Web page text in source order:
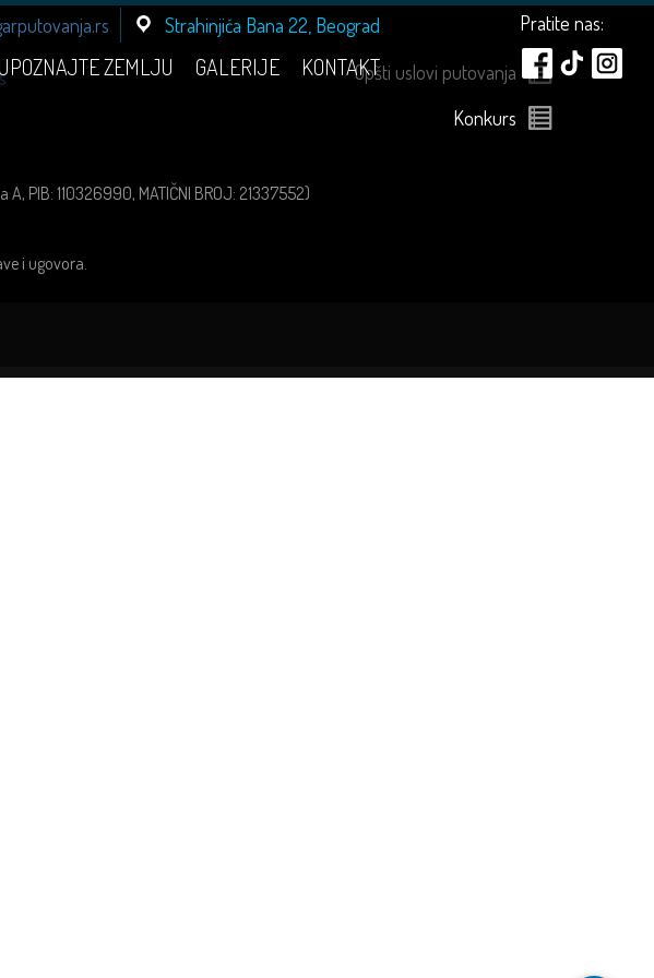
Pratite nas:
Strahinjića Bana 22, Beograd
UPOZNAJTE ZEMLJU GALERIJE KONTAKTOpšti uslovi putovanja
Konkurs
PIB: 110326990, MATIČNI BROJ: 21337552)
i ugovora.